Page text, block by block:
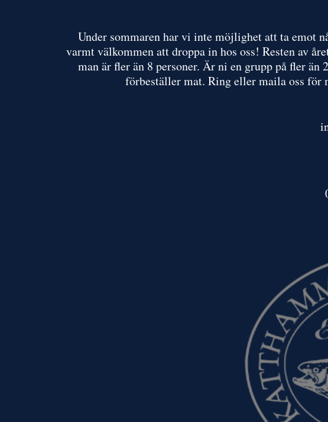
Under sommaren har vi inte möjlighet att ta emot
varmt välkommen att droppa in hos oss! Resten av
man är fler än 8 personer. Är ni en grupp på fler än
förbeställer mat. Ring eller maila oss för